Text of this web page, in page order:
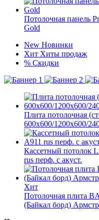
Потолочная панель
Gold
New Новинки
Хит Хиты продаж
% Скидки
Плита потолочная
600x600/1200x600/
Кассетный потолок
rus перф. с акуст.
Хит
Потолочная плита
(Байкал борд)